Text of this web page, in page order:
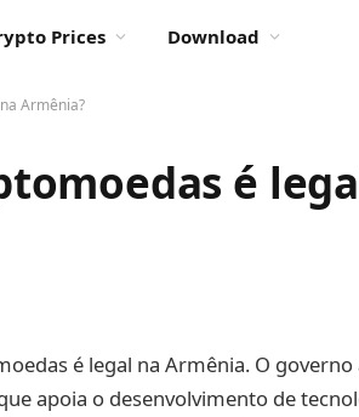
Prices Download
Armênia?
é
é legal na Armênia. O
apoia o desenvolvimento de